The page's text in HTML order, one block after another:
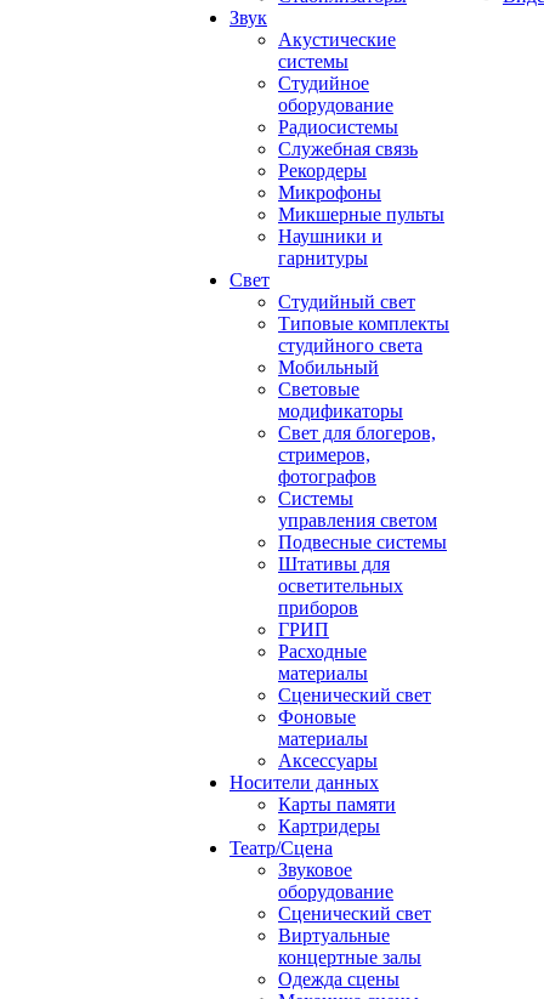
Звук
Акустические
системы
Студийное
оборудование
Радиосистемы
Служебная связь
Рекордеры
Микрофоны
Микшерные пульты
Наушники и
гарнитуры
Свет
Студийный свет
Типовые комплекты
студийного света
Мобильный
Световые
модификаторы
Свет для блогеров,
стримеров,
фотографов
Системы
управления светом
Подвесные системы
Штативы для
осветительных
приборов
ГРИП
Расходные
материалы
Сценический свет
Фоновые
материалы
Аксессуары
Носители данных
Карты памяти
Картридеры
Театр/Сцена
Звуковое
оборудование
Сценический свет
Виртуальные
концертные залы
Одежда сцены